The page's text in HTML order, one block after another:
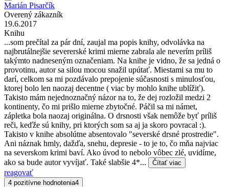
Marián Pisarčík
Overený zákazník
19.6.2017
Knihu
...som prečítal za pár dní, zaujal ma popis knihy, odvolávka na
najbrutálnejšie severerské krimi mierne zabrala ale neverím príliš
takýmto nadneseným označeniam. Na knihe je vidno, že sa jedná o
provotinu, autor sa silou mocou snažil upútať. Miestami sa mu to
darí, celkom sa mi pozdávalo prepojenie súčasnosti s minulosťou,
ktorej bolo len naozaj decentne ( viac by mohlo knihe ublížiť).
Takisto mám nejednoznačný názor na to, že dej rozložil medzi 2
kontinenty, čo mi prišlo mierne zbytočné. Páčil sa mi námet,
zápletka bola naozaj originálna. O drsnosti však nemôže byť príliš
reči, keďže sú knihy, pri ktorých som sa aj ja skoro povracal :).
Takisto v knihe absolútne absentovalo "severské drsné prostredie".
Ani náznak hmly, dažďa, snehu, depresie - to je to, čo mňa najviac
na severskom krimi baví. Ako úvod to nebolo vôbec zlé, uvidíme,
ako sa bude autor vyvíjať. Také slabšie 4*...
Čítať viac
reagovať
4 pozitívne hodnotenia4